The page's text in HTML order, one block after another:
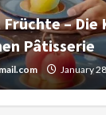
January